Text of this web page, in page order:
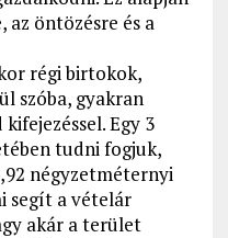
öntözésre és a
régi birtokok,
szóba, gyakran
Egy 3
tudni fogjuk,
négyzetméternyi
segít a vételár
akár a terület